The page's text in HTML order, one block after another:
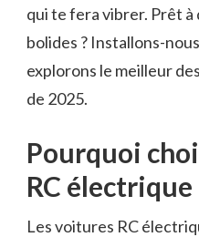
qui te fera vibrer. Prêt
bolides ? Installons-
explorons le meilleur
de 2025.
Pourquoi
RC
Les voitures RC